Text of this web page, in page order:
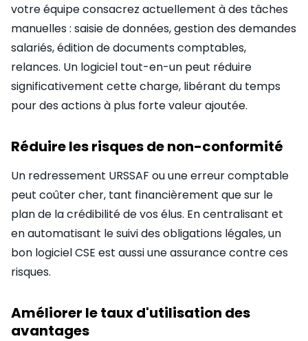
votre équipe consacrez actuellement à des tâches
manuelles : saisie de données, gestion des demandes
salariés, édition de documents comptables,
relances. Un logiciel tout-en-un peut réduire
significativement cette charge, libérant du temps
pour des actions à plus forte valeur ajoutée.
Réduire les risques de non-conformité
Un redressement URSSAF ou une erreur comptable
peut coûter cher, tant financièrement que sur le
plan de la crédibilité de vos élus. En centralisant et
en automatisant le suivi des obligations légales, un
bon logiciel CSE est aussi une assurance contre ces
risques.
Améliorer le taux d'utilisation des
avantages